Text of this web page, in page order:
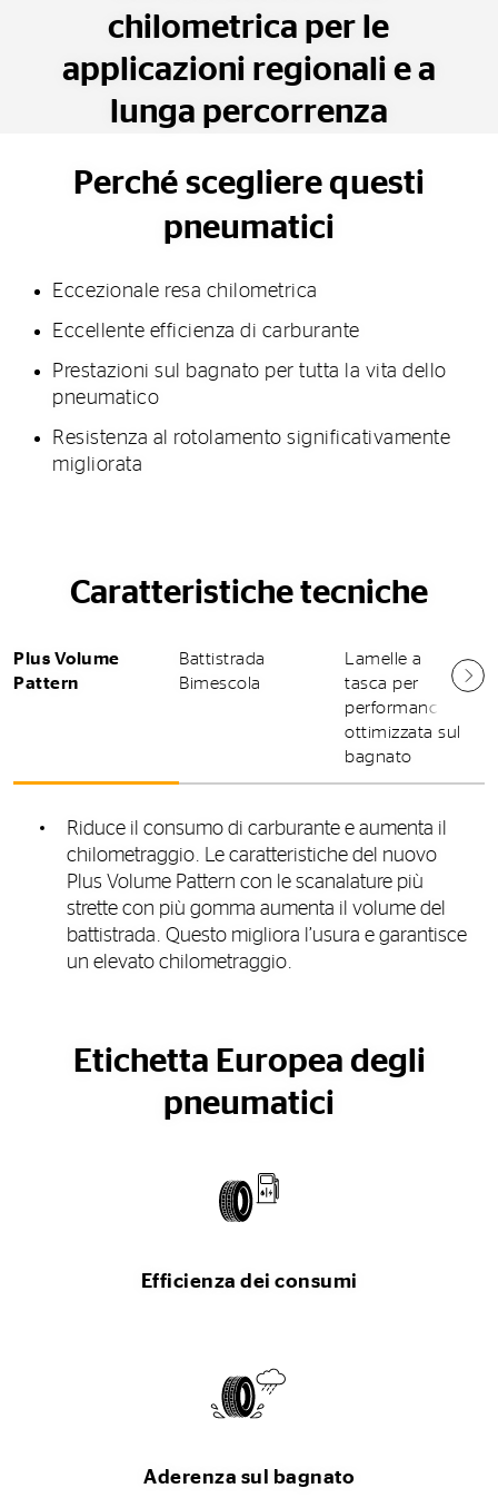
chilometrica per le
applicazioni regionali e a
lunga percorrenza
Perché scegliere questi
pneumatici
Eccezionale resa chilometrica
Eccellente efficienza di carburante
Prestazioni sul bagnato per tutta la vita dello
pneumatico
Resistenza al rotolamento significativamente
migliorata
Caratteristiche tecniche
Plus Volume
Pattern
Battistrada
Bimescola
Lamelle a
tasca per
performance
ottimizzata sul
bagnato
Riduce il consumo di carburante e aumenta il
chilometraggio. Le caratteristiche del nuovo
Plus Volume Pattern con le scanalature più
strette con più gomma aumenta il volume del
battistrada. Questo migliora l’usura e garantisce
un elevato chilometraggio.
Etichetta Europea degli
pneumatici
Efficienza dei consumi
Aderenza sul bagnato